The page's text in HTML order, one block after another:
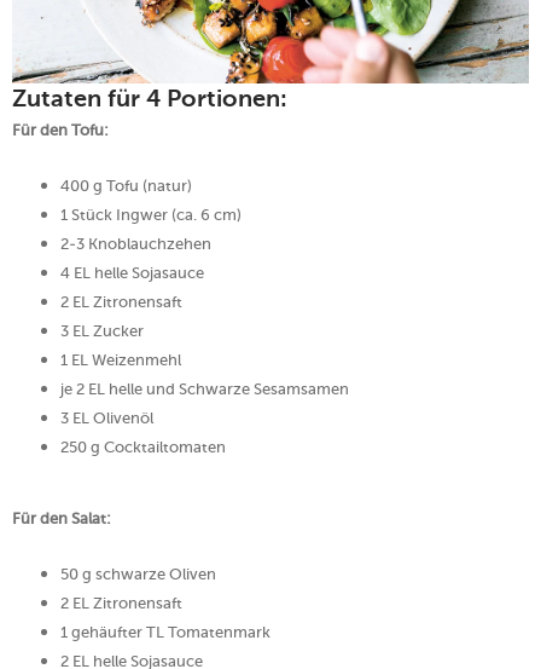
Zutaten für 4 Portionen:
Für den Tofu:
400 g Tofu (natur)
1 Stück Ingwer (ca. 6 cm)
2-3 Knoblauchzehen
4 EL helle Sojasauce
2 EL Zitronensaft
3 EL Zucker
1 EL Weizenmehl
je 2 EL helle und Schwarze Sesamsamen
3 EL Olivenöl
250 g Cocktailtomaten
Für den Salat:
50 g schwarze Oliven
2 EL Zitronensaft
1 gehäufter TL Tomatenmark
2 EL helle Sojasauce